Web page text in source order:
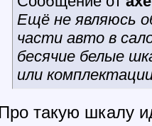
Ещё не являюсь
части авто в
бесячие белые
или
Про такую шкалу